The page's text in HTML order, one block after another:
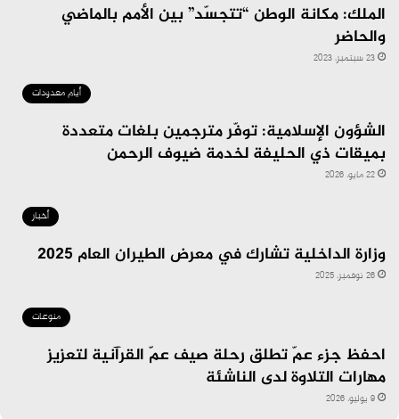
الملك: مكانة الوطن “تتجسّد” بين الأمم بالماضي
والحاضر
23 سبتمبر، 2023
أيام معدودات
الشؤون الإسلامية: توفّر مترجمين بلغات متعددة
بميقات ذي الحليفة لخدمة ضيوف الرحمن
22 مايو، 2026
أخبار
وزارة الداخلية تشارك في معرض الطيران العام 2025
26 نوفمبر، 2025
منوعات
احفظ جزء عمّ تطلق رحلة صيف عمّ القرآنية لتعزيز
مهارات التلاوة لدى الناشئة
9 يوليو، 2026